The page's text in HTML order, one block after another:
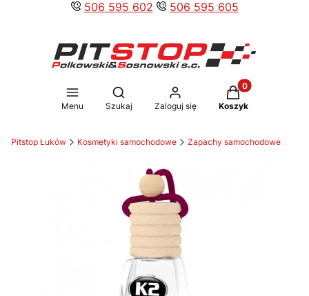
506 595 602 506 595 605
Menu
Otwórz wyszukiwarkę
Szukaj Zaloguj się
Produkty w
Koszyk
Pitstop Łuków Kosmetyki samochodowe Zapachy samochodowe